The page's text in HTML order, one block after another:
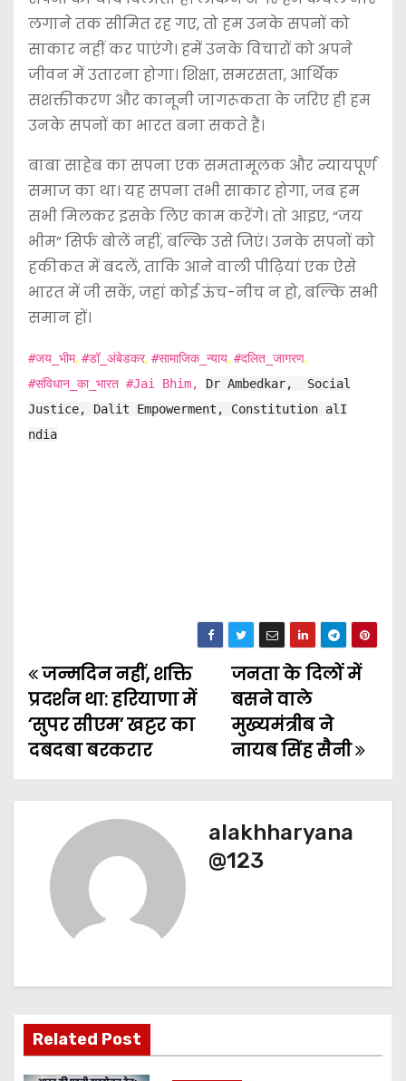
लगाने तक सीमित रह गए, तो हम उनके सपनों को
साकार नहीं कर पाएंगे। हमें उनके विचारों को अपने
जीवन में उतारना होगा। शिक्षा, समरसता, आर्थिक
सशक्तीकरण और कानूनी जागरूकता के जरिए ही हम
उनके सपनों का भारत बना सकते हैं।
बाबा साहेब का सपना एक समतामूलक और न्यायपूर्ण
समाज का था। यह सपना तभी साकार होगा, जब हम
सभी मिलकर इसके लिए काम करेंगे। तो आइए, “जय
भीम” सिर्फ बोलें नहीं, बल्कि उसे जिएं। उनके सपनों को
हकीकत में बदलें, ताकि आने वाली पीढ़ियां एक ऐसे
भारत में जी सकें, जहां कोई ऊंच-नीच न हो, बल्कि सभी
समान हों।
#जय_भीम, #डॉ_अंबेडकर, #सामाजिक_न्याय, #दलित_जागरण,
#संविधान_का_भारत #Jai Bhim, Dr Ambedkar, Social
Justice, Dalit Empowerment, Constitution alI
ndia
P
o
s
t
g
a
t
जनता के दिलों में
बसने वाले
मुख्यमंत्रीब ने
नायब सिंह सैनी
जन्मदिन नहीं, शक्ति
प्रदर्शन था: हरियाणा में
‘सुपर सीएम’ खट्टर का
दबदबा बरकरार
alakhharyana
@123
Related Post